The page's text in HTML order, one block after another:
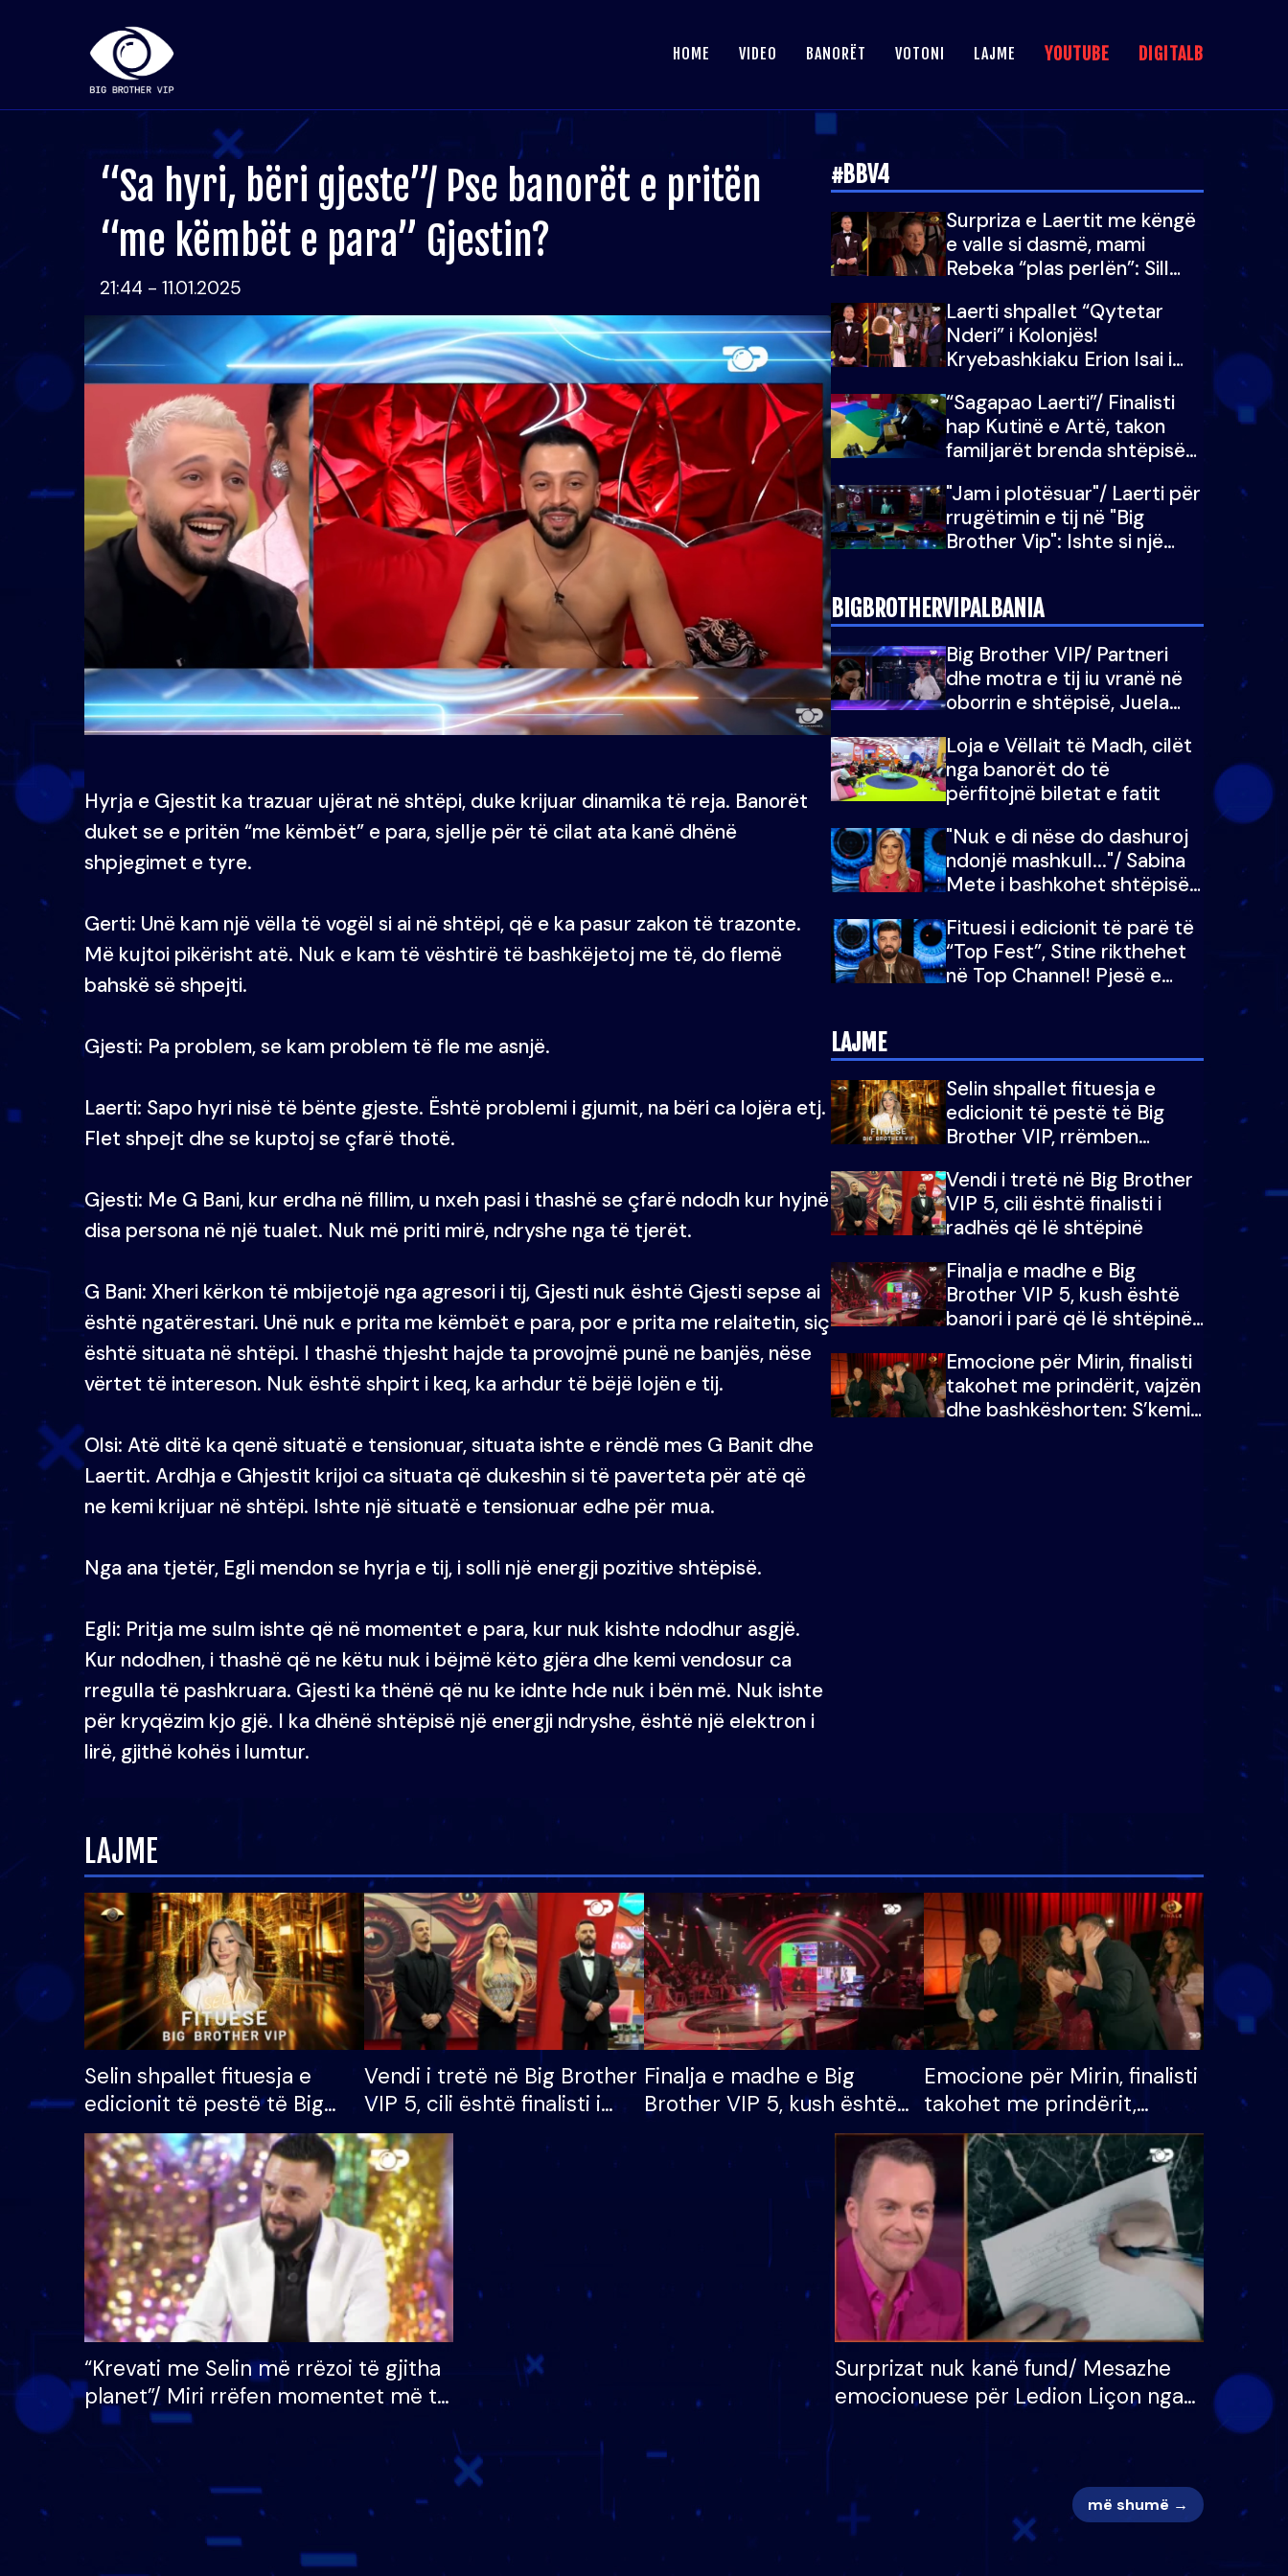
HOME VIDEO BANORËT VOTONI LAJME YOUTUBE DIGITALB
“Sa hyri, bëri gjeste”/ Pse banorët e pritën
“me këmbët e para” Gjestin?
21:44 - 11.01.2025
Hyrja e Gjestit ka trazuar ujërat në shtëpi, duke krijuar dinamika të reja. Banorët
duket se e pritën “me këmbët” e para, sjellje për të cilat ata kanë dhënë
shpjegimet e tyre.
Gerti: Unë kam një vëlla të vogël si ai në shtëpi, që e ka pasur zakon të trazonte.
Më kujtoi pikërisht atë. Nuk e kam të vështirë të bashkëjetoj me të, do flemë
bahskë së shpejti.
Gjesti: Pa problem, se kam problem të fle me asnjë.
Laerti: Sapo hyri nisë të bënte gjeste. Është problemi i gjumit, na bëri ca lojëra etj.
Flet shpejt dhe se kuptoj se çfarë thotë.
Gjesti: Me G Bani, kur erdha në fillim, u nxeh pasi i thashë se çfarë ndodh kur hyjnë
disa persona në një tualet. Nuk më priti mirë, ndryshe nga të tjerët.
G Bani: Xheri kërkon të mbijetojë nga agresori i tij, Gjesti nuk është Gjesti sepse ai
është ngatërestari. Unë nuk e prita me këmbët e para, por e prita me relaitetin, siç
është situata në shtëpi. I thashë thjesht hajde ta provojmë punë ne banjës, nëse
vërtet të intereson. Nuk është shpirt i keq, ka arhdur të bëjë lojën e tij.
Olsi: Atë ditë ka qenë situatë e tensionuar, situata ishte e rëndë mes G Banit dhe
Laertit. Ardhja e Ghjestit krijoi ca situata që dukeshin si të paverteta për atë që
ne kemi krijuar në shtëpi. Ishte një situatë e tensionuar edhe për mua.
Nga ana tjetër, Egli mendon se hyrja e tij, i solli një energji pozitive shtëpisë.
Egli: Pritja me sulm ishte që në momentet e para, kur nuk kishte ndodhur asgjë.
Kur ndodhen, i thashë që ne këtu nuk i bëjmë këto gjëra dhe kemi vendosur ca
rregulla të pashkruara. Gjesti ka thënë që nu ke idnte hde nuk i bën më. Nuk ishte
për kryqëzim kjo gjë. I ka dhënë shtëpisë një energji ndryshe, është një elektron i
lirë, gjithë kohës i lumtur.
#BBV4
Surpriza e Laertit me këngë
e valle si dasmë, mami
Rebeka “plas perlën”: Sill
tjera
Laerti shpallet “Qytetar
Nderi” i Kolonjës!
Kryebashkiaku Erion Isai i
“Sagapao Laerti”/ Finalisti
hap Kutinë e Artë, takon
familjarët brenda shtëpisë
"Jam i plotësuar"/ Laerti për
rrugëtimin e tij në "Big
Brother Vip": Ishte si një
BIGBROTHERVIPALBANIA
Big Brother VIP/ Partneri
dhe motra e tij iu vranë në
oborrin e shtëpisë, Juela
e doja më jetën, do të
martoheshim, por zemra mu
copëtua
Loja e Vëllait të Madh, cilët
nga banorët do të
përfitojnë biletat e fatit
"Nuk e di nëse do dashuroj
ndonjë mashkull..."/ Sabina
Mete i bashkohet shtëpisë
Ëmbëlsira për në fund!
Fituesi i edicionit të parë të
“Top Fest”, Stine rikthehet
në Top Channel! Pjesë e
LAJME
Selin shpallet fituesja e
edicionit të pestë të Big
Brother VIP, rrëmben
mijë eurosh
Vendi i tretë në Big Brother
VIP 5, cili është finalisti i
radhës që lë shtëpinë
Finalja e madhe e Big
Brother VIP 5, kush është
banori i parë që lë shtëpinë
fituar çmimin e madh
Emocione për Mirin, finalisti
takohet me prindërit, vajzën
dhe bashkëshorten: S’kemi
LAJME
Selin shpallet fituesja e
edicionit të pestë të Big
Brother VIP, rrëmben
çmimin e madh prej 100
mijë eurosh
Vendi i tretë në Big Brother
VIP 5, cili është finalisti i
radhës që lë shtëpinë
Finalja e madhe e Big
Brother VIP 5, kush është
banori i parë që lë shtëpinë
dhe humb mundësinë për
të fituar çmimin e madh
Emocione për Mirin, finalisti
takohet me prindërit,
vajzën dhe bashkëshorten:
S’kemi ndonjë letër divorci
apo jo?
“Krevati me Selin më rrëzoi të gjitha
planet”/ Miri rrëfen momentet më të
bukura në shtëpinë e BB VIP: Do më
Surprizat nuk kanë fund/ Mesazhe
emocionuese për Ledion Liçon nga
më shumë →